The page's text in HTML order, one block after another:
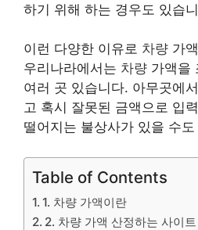
하기 위해 하는 경우도 있습
이런 다양한 이유로 차량 가
우리나라에서는 차량 가액을
여러 곳 있습니다. 아무곳에
고 혹시 잘못된 금액으로 입
떨어지는 불상사가 있을 수
Table of Contents
1. 차량 가액이란
2. 차량 가액 산정하는 사이트